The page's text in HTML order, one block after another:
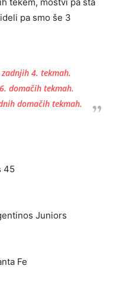
pa smo še 3
4. tekmah.
domačih tekmah.
domačih tekmah.
45
Juniors
Fe